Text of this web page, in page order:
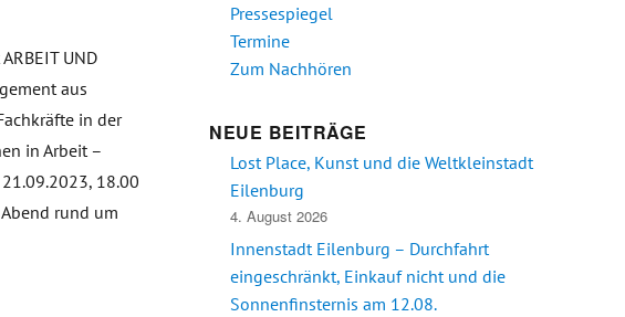
UND
aus
in der
in Arbeit –
18.00
rund um
Personalentwicklung – Gemeinsam für die Region Eilenburg“
Pressespiegel
Termine
Zum Nachhören
NEUE BEITRÄGE
Lost Place, Kunst und die Weltkleinstadt
Eilenburg
4. August 2026
Innenstadt Eilenburg – Durchfahrt
eingeschränkt, Einkauf nicht und die
Sonnenfinsternis am 12.08.